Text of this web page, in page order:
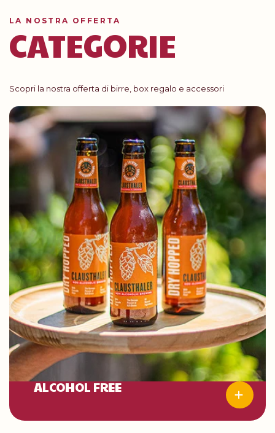
LA NOSTRA OFFERTA
CATEGORIE
Scopri la nostra offerta di birre, box regalo e accessori
ALCOHOL FREE